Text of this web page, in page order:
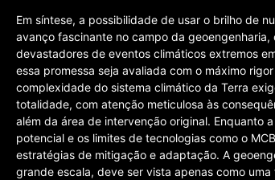
Em síntese, a possibilidade de usar o brilho de
avanço fascinante no campo da
devastadores de eventos climáticos extremos
essa promessa seja avaliada com o máximo
complexidade do sistema climático da Terra
totalidade, com atenção meticulosa às
além da área de intervenção original. Enquanto
potencial e os limites de tecnologias como o
estratégias de mitigação e adaptação. A
grande escala, deve ser vista apenas como